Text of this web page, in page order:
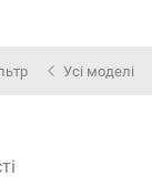
Усі моделі